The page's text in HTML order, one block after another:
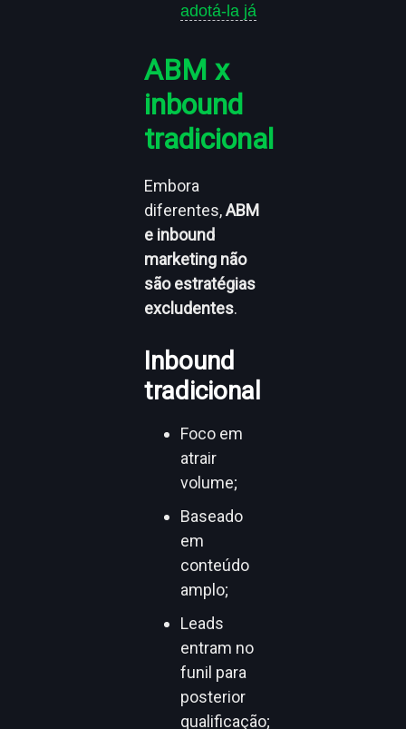
adotá-la já
ABM x
inbound
tradicional
Embora
diferentes,ABM
e inbound
marketing não
são estratégias
excludentes.
Inbound
tradicional
Foco em
atrair
volume;
Baseado
em
conteúdo
amplo;
Leads
entram no
funil para
posterior
qualificação;